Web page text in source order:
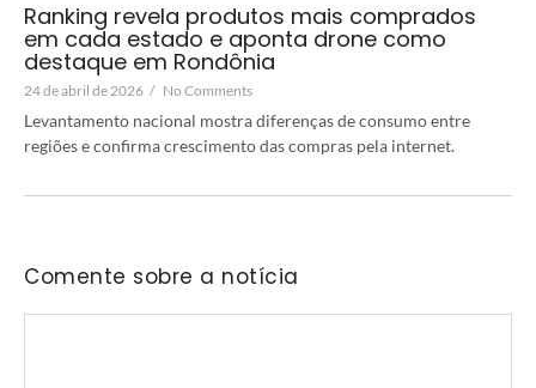
Ranking revela produtos mais comprados
em cada estado e aponta drone como
destaque em Rondônia
24 de abril de 2026 / No Comments
Levantamento nacional mostra diferenças de consumo entre
regiões e confirma crescimento das compras pela internet.
Comente sobre a notícia